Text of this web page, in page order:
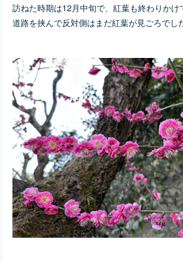
訪ねた時期は12月中旬で、紅葉も終わりかけ
道路を挟んで反対側はまだ紅葉が見ごろでした